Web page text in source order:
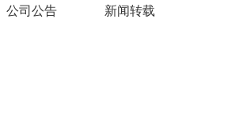
公司公告 新闻转载